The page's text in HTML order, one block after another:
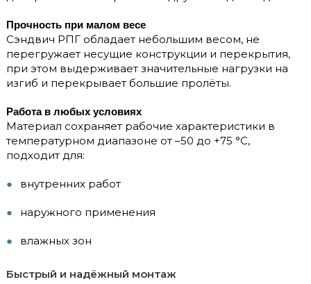
Прочность при малом весе
Сэндвич РПГ обладает небольшим весом, не
перегружает несущие конструкции и перекрытия,
при этом выдерживает значительные нагрузки на
изгиб и перекрывает большие пролёты.
Работа в любых условиях
Материал сохраняет рабочие характеристики в
температурном диапазоне от –50 до +75 °C,
подходит для:
внутренних работ
наружного применения
влажных зон
Быстрый и надёжный монтаж